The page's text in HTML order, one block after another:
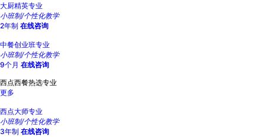
大厨精英专业
小班制/个性化教学
2年制 在线咨询
中餐创业班专业
小班制/个性化教学
9个月 在线咨询
西点西餐热选专业
更多
西点大师专业
小班制/个性化教学
3年制 在线咨询